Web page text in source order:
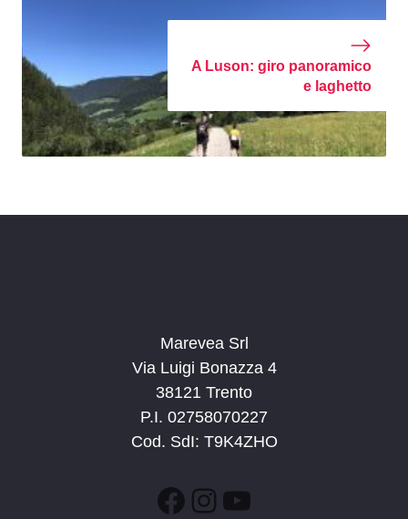
A Luson: giro panoramico
e laghetto
Marevea Srl
Via Luigi Bonazza 4
38121 Trento
P.I. 02758070227
Cod. SdI: T9K4ZHO
Facebook
Instagram
YouTube